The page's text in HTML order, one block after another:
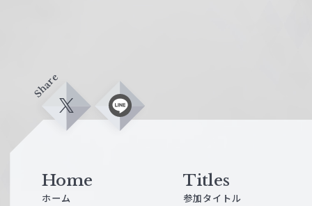
Share
X L
Home
ホーム
Titles
参加タイトル